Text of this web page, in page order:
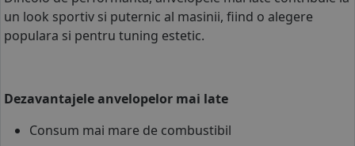
un look sportiv si puternic al masinii, fiind o alegere
populara si pentru tuning estetic.
Dezavantajele anvelopelor mai late
Consum mai mare de combustibil